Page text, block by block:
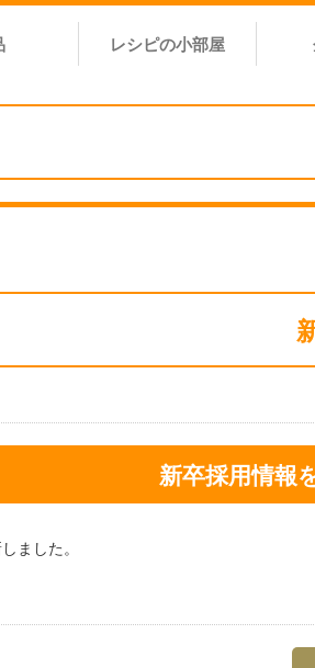
レシピの小部屋
新卒採用情報
ました。